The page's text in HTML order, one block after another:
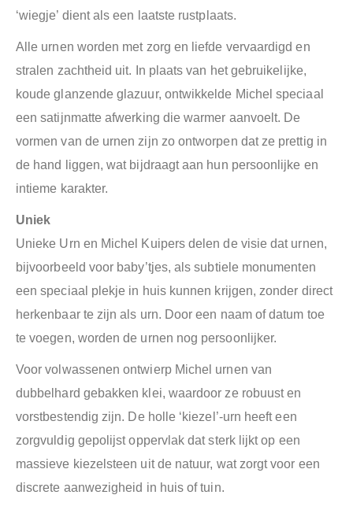
‘wiegje’ dient als een laatste rustplaats.
Alle urnen worden met zorg en liefde vervaardigd en
stralen zachtheid uit. In plaats van het gebruikelijke,
koude glanzende glazuur, ontwikkelde Michel speciaal
een satijnmatte afwerking die warmer aanvoelt. De
vormen van de urnen zijn zo ontworpen dat ze prettig in
de hand liggen, wat bijdraagt aan hun persoonlijke en
intieme karakter.
Uniek
Unieke Urn en Michel Kuipers delen de visie dat urnen,
bijvoorbeeld voor baby’tjes, als subtiele monumenten
een speciaal plekje in huis kunnen krijgen, zonder direct
herkenbaar te zijn als urn. Door een naam of datum toe
te voegen, worden de urnen nog persoonlijker.
Voor volwassenen ontwierp Michel urnen van
dubbelhard gebakken klei, waardoor ze robuust en
vorstbestendig zijn. De holle ‘kiezel’-urn heeft een
zorgvuldig gepolijst oppervlak dat sterk lijkt op een
massieve kiezelsteen uit de natuur, wat zorgt voor een
discrete aanwezigheid in huis of tuin.